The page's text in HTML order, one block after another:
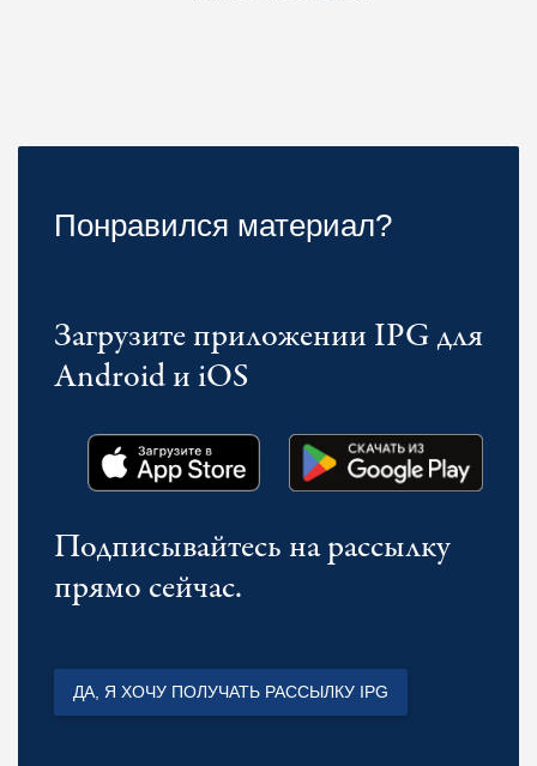
Понравился материал?
Загрузите приложении IPG для
Android и iOS
Подписывайтесь на рассылку
прямо сейчас.
ДА, Я ХОЧУ ПОЛУЧАТЬ РАССЫЛКУ IPG